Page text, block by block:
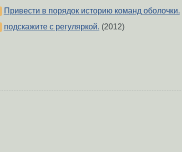
Привести в порядок историю команд оболочки.
подскажите с регуляркой. (2012)